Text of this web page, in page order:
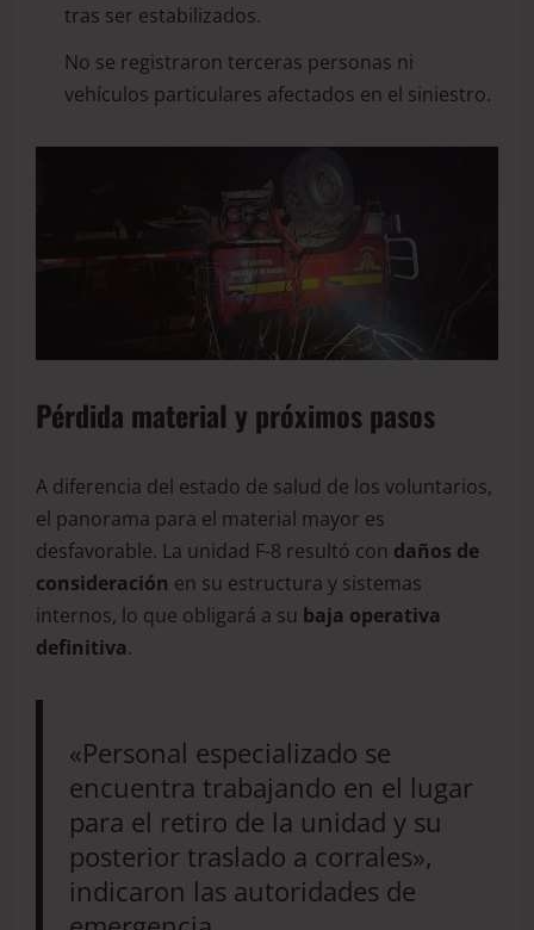
tras ser estabilizados.
No se registraron terceras personas ni
vehículos particulares afectados en el siniestro.
Pérdida material y próximos pasos
A diferencia del estado de salud de los voluntarios,
el panorama para el material mayor es
desfavorable. La unidad F-8 resultó con daños de
consideración en su estructura y sistemas
internos, lo que obligará a su baja operativa
definitiva.
«Personal especializado se
encuentra trabajando en el lugar
para el retiro de la unidad y su
posterior traslado a corrales»,
indicaron las autoridades de